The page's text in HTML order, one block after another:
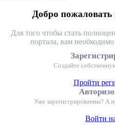
Добро
Для того чтобы стать
портала, вам
Создайте
Пройти
Уже зарегистрированны? А
Войти